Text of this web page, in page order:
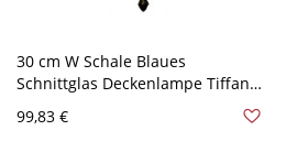
30 cm W Schale Blaues
Schnittglas Deckenlampe Tiffany-
Halbeinbauleuchte mit
99,83 €